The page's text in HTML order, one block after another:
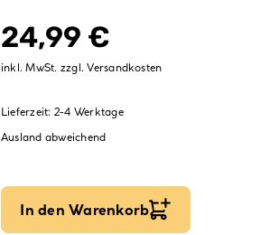
24,99 €
inkl. MwSt. zzgl.Versandkosten
Lieferzeit: 2-4 Werktage
Ausland abweichend
In den Warenkorb